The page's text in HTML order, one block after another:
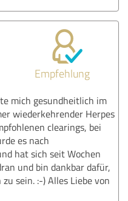
Empfehlung
mich gesundheitlich im
wiederkehrender Herpes
clearings, bei
es nach
hat sich seit Wochen
und bin dankbar dafür,
sein. :-) Alles Liebe von